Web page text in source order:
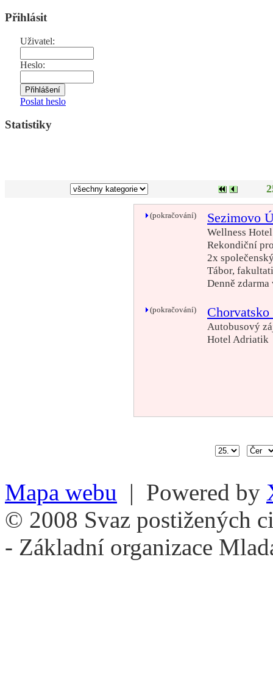
Přihlásit
Uživatel:
Heslo:
Poslat heslo
Statistiky
(pokračování) Sezimovo
Wellness
Rekondiční
2x
Tábor,
Denně
(pokračování)
Autobusový
Hotel Adriatik
Mapa webu | Powered by
© 2008 Svaz postižených
- Základní organizace